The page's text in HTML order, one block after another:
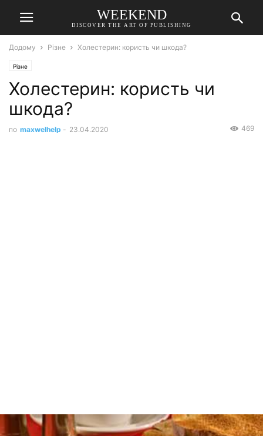
WEEKEND
DISCOVER THE ART OF PUBLISHING
Додому Різне Холестерин: користь чи шкода?
Різне
Холестерин: користь чи
шкода?
по maxwelhelp - 23.04.2020 469